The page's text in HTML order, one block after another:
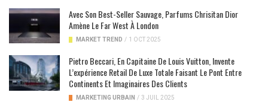
Avec Son Best-Seller Sauvage, Parfums Chrisitan Dior
Amène Le Far West À London
MARKET TREND / 1 OCT 2025
Pietro Beccari, En Capitaine De Louis Vuitton, Invente
L’expérience Retail De Luxe Totale Faisant Le Pont Entre
Continents Et Imaginaires Des Clients
MARKETING URBAIN / 3 JUIL 2025